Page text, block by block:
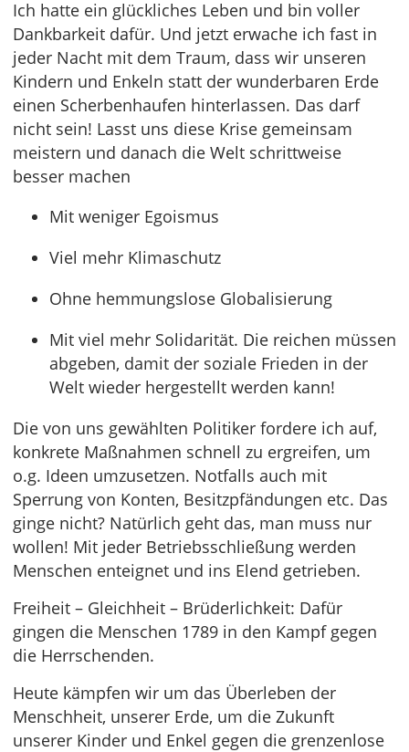
Ich hatte ein glückliches Leben und bin voller
Dankbarkeit dafür. Und jetzt erwache ich fast in
jeder Nacht mit dem Traum, dass wir unseren
Kindern und Enkeln statt der wunderbaren Erde
einen Scherbenhaufen hinterlassen. Das darf
nicht sein! Lasst uns diese Krise gemeinsam
meistern und danach die Welt schrittweise
besser machen
Mit weniger Egoismus
Viel mehr Klimaschutz
Ohne hemmungslose Globalisierung
Mit viel mehr Solidarität. Die reichen müssen
abgeben, damit der soziale Frieden in der
Welt wieder hergestellt werden kann!
Die von uns gewählten Politiker fordere ich auf,
konkrete Maßnahmen schnell zu ergreifen, um
o.g. Ideen umzusetzen. Notfalls auch mit
Sperrung von Konten, Besitzpfändungen etc. Das
ginge nicht? Natürlich geht das, man muss nur
wollen! Mit jeder Betriebsschließung werden
Menschen enteignet und ins Elend getrieben.
Freiheit – Gleichheit – Brüderlichkeit: Dafür
gingen die Menschen 1789 in den Kampf gegen
die Herrschenden.
Heute kämpfen wir um das Überleben der
Menschheit, unserer Erde, um die Zukunft
unserer Kinder und Enkel gegen die grenzenlose